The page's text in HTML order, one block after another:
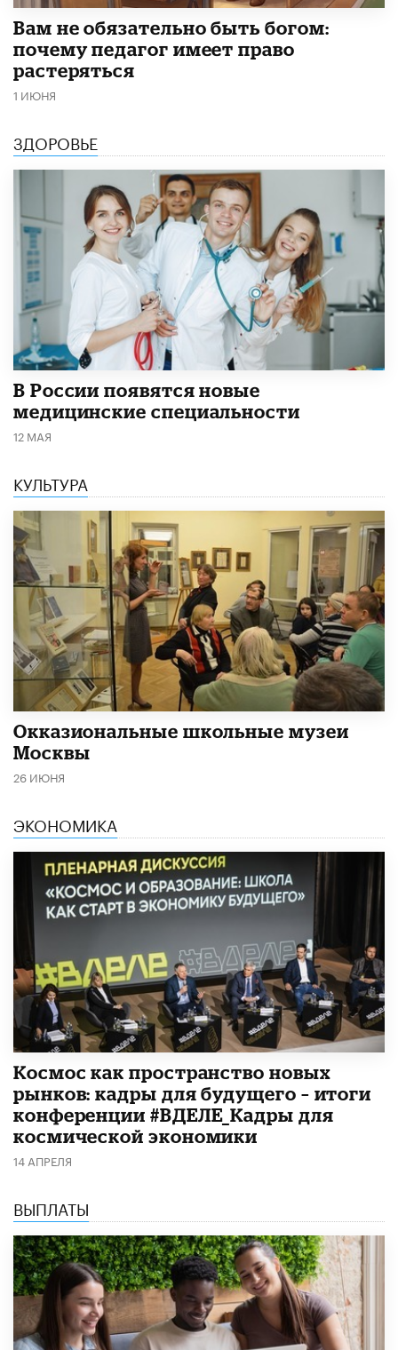
​Вам не обязательно быть богом:
почему педагог имеет право
растеряться
1 ИЮНЯ
ЗДОРОВЬЕ
В России появятся новые
медицинские специальности
12 МАЯ
КУЛЬТУРА
​Окказиональные школьные музеи
Москвы
26 ИЮНЯ
ЭКОНОМИКА
Космос как пространство новых
рынков: кадры для будущего – итоги
конференции #ВДЕЛЕ_Кадры для
космической экономики
14 АПРЕЛЯ
ВЫПЛАТЫ